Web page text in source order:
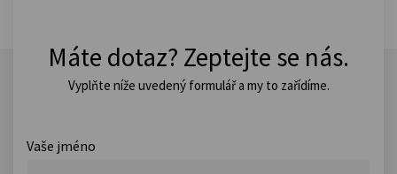
Máte dotaz? Zeptejte se nás.
Vyplňte níže uvedený formulář a my to zařídíme.
Vaše jméno